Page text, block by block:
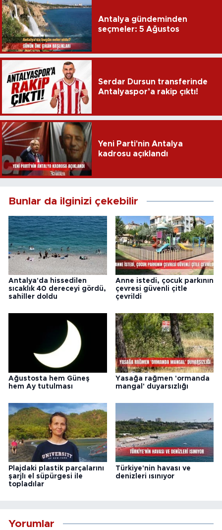
Antalya gündeminden
seçmeler: 5 Ağustos
Serdar Dursun transferinde
Antalyaspor’a rakip çıktı!
Yeni Parti'nin Antalya
kadrosu açıklandı
Bunlar da ilginizi çekebilir
Antalya'da hissedilen
sıcaklık 40 dereceyi gördü,
sahiller doldu
Anne istedi, çocuk parkının
çevresi güvenli çitle
çevrildi
Ağustosta hem Güneş
hem Ay tutulması
Yasağa rağmen 'ormanda
mangal' duyarsızlığı
Plajdaki plastik parçalarını
şarjlı el süpürgesi ile
topladılar
Türkiye'nin havası ve
denizleri ısınıyor
Yorumlar